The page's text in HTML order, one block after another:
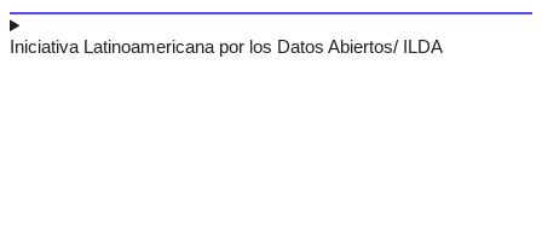
Iniciativa Latinoamericana por los Datos Abiertos/ ILDA